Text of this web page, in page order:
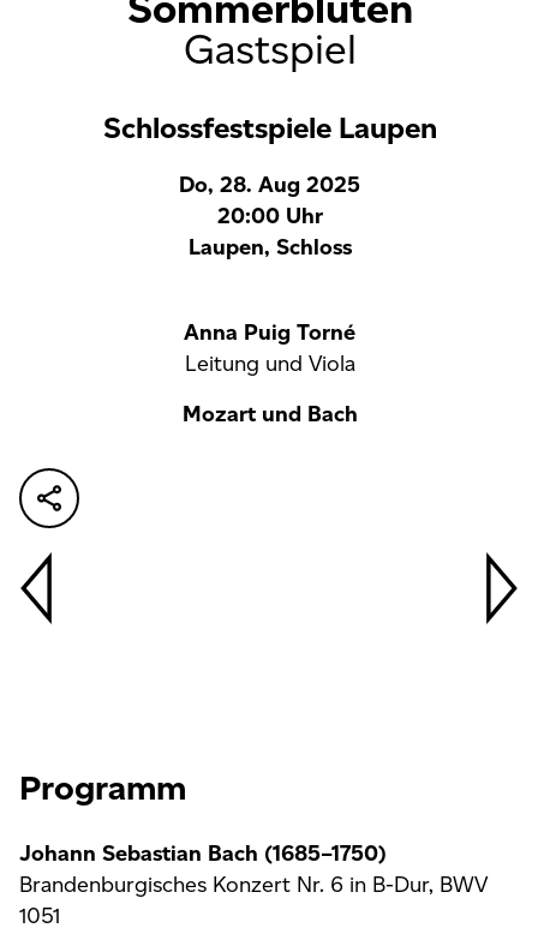
Gastspiel
Schlossfestspiele Laupen
Do, 28. Aug 2025
20:00 Uhr
Laupen, Schloss
Anna Puig Torné
Leitung und Viola
Mozart und Bach
Programm
Johann Sebastian Bach (1685–1750)
Brandenburgisches Konzert Nr. 6 in B-Dur, BWV
1051